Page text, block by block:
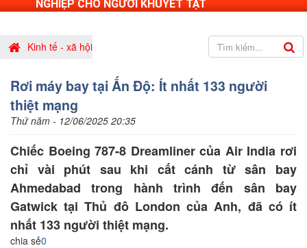
NGHIỆP CHO NGƯỜI KHUYẾT TẬT
Kinh tế - xã hội
Rơi máy bay tại Ấn Độ: Ít nhất 133 người
thiệt mạng
Thứ năm - 12/06/2025 20:35
Chiếc Boeing 787-8 Dreamliner của Air India rơi
chỉ vài phút sau khi cất cánh từ sân bay
Ahmedabad trong hành trình đến sân bay
Gatwick tại Thủ đô London của Anh, đã có ít
nhất 133 người thiệt mạng.
chia sẻ0